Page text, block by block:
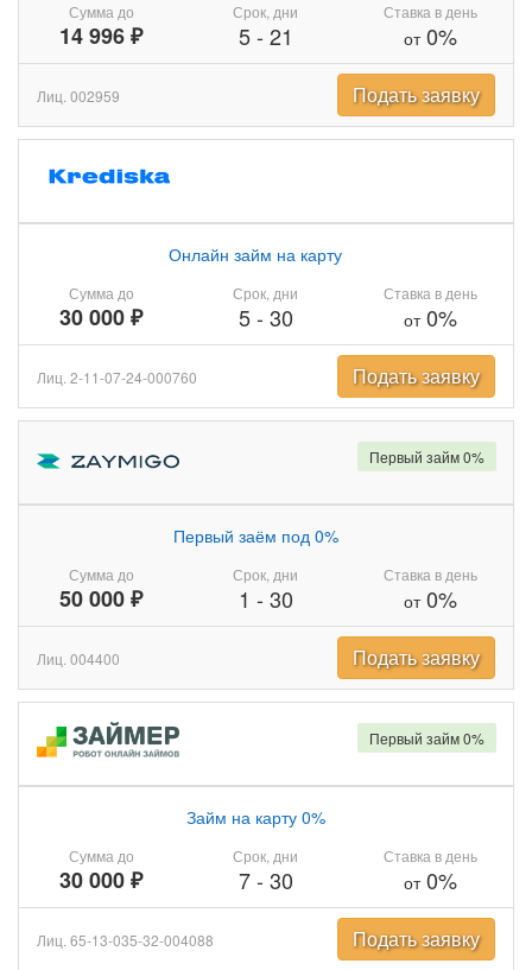
Сумма до
14 996 ₽
Срок, дни
5- 21
Ставка в день
от0%
Лиц. 002959 Подать заявку
Сумма до
30 000 ₽
Онлайн займ на карту
Срок, дни
5- 30
Ставка в день
от0%
Лиц. 2-11-07-24-000760 Подать заявку
Сумма до
50 000 ₽
Первый заём под 0%
Срок, дни
1 - 30
Ставка в день
от0%
Первый займ 0%
Лиц. 004400 Подать заявку
Сумма до
30 000 ₽
Займ на карту 0%
Срок, дни
7- 30
Ставка в день
от0%
Первый займ 0%
Лиц. 65-13-035-32-004088 Подать заявку